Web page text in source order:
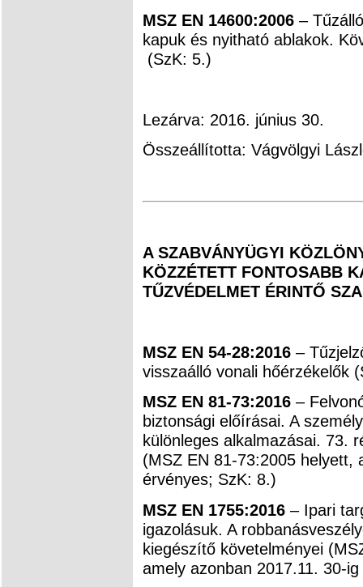
MSZ EN 14600:2006 –
kapuk és nyitható ablakok.
(SzK: 5.)
Lezárva: 2016. június 30.
Összeállította: Vágvölgyi
A SZABVÁNYÜGYI
KÖZZÉTETT FONTOSABB
TŰZVÉDELMET ÉRINTŐ
MSZ EN 54-28:2016–
visszaálló vonali hőérzékelők
MSZ EN 81-73:2016–
biztonsági előírásai. A
különleges alkalmazásai. 73.
(MSZ EN 81-73:2005 helyett,
érvényes; SzK: 8.)
MSZ EN 1755:2016– Ipari
igazolásuk. A
kiegészítő követelményei
amely azonban 2017.11. 30-